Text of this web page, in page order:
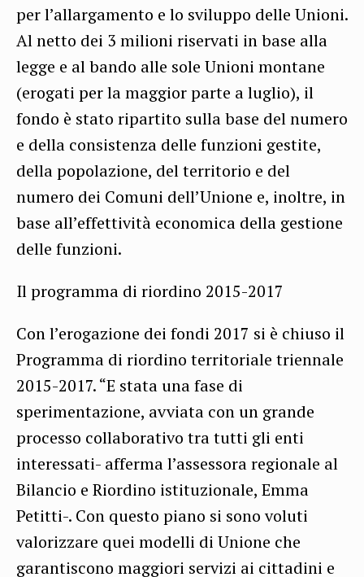
per l’allargamento e lo sviluppo delle Unioni.
Al netto dei 3 milioni riservati in base alla
legge e al bando alle sole Unioni montane
(erogati per la maggior parte a luglio), il
fondo è stato ripartito sulla base del numero
e della consistenza delle funzioni gestite,
della popolazione, del territorio e del
numero dei Comuni dell’Unione e, inoltre, in
base all’effettività economica della gestione
delle funzioni.
Il programma di riordino 2015-2017
Con l’erogazione dei fondi 2017 si è chiuso il
Programma di riordino territoriale triennale
2015-2017. “E stata una fase di
sperimentazione, avviata con un grande
processo collaborativo tra tutti gli enti
interessati- afferma l’assessora regionale al
Bilancio e Riordino istituzionale, Emma
Petitti-. Con questo piano si sono voluti
valorizzare quei modelli di Unione che
garantiscono maggiori servizi ai cittadini e